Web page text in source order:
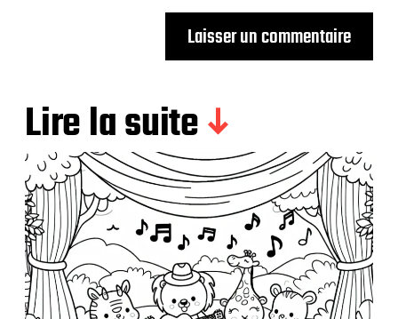
Lire la suite